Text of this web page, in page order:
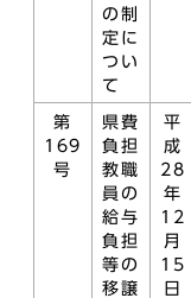
の制
定に
つい
て
第
169
号
県費
負担
教職
員の
給与
負担
等の
移譲
平
成
28
年
12
月
15
日